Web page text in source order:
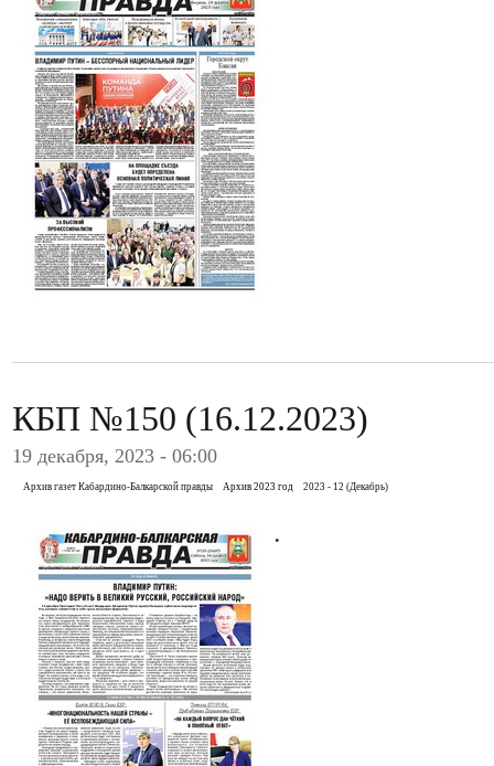
КБП №150 (16.12.2023)
19 декабря, 2023 - 06:00
Архив газет Кабардино-Балкарской правды Архив 2023 год 2023 - 12 (Декабрь)
.